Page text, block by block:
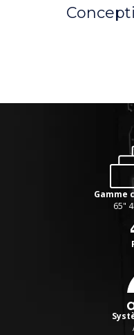
Gamme
65"